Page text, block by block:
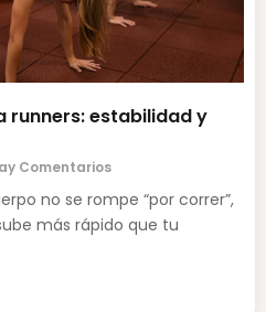
runners: estabilidad y
Comentarios
no se rompe “por correr”,
más rápido que tu